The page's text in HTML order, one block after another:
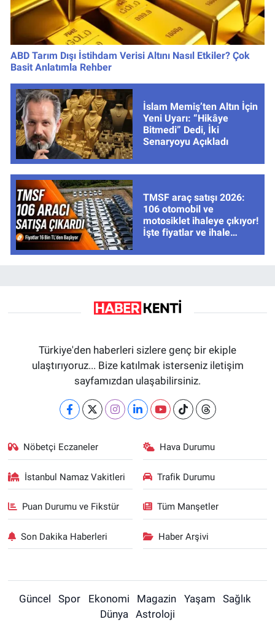
ABD Tarım Dışı İstihdam Verisi Altını Nasıl Etkiler? Çok
Basit Anlatımla Rehber
İslam Memiş’ten Altın İçin
Yeni Uyarı: “Hikâye
Bitmedi” Dedi, İki
Senaryoyu Açıkladı
TMSF araç satışı 2026:
106 otomobil ve
motosiklet ihaleye çıkıyor!
İşte fiyatlar ve ihale
Türkiye'den haberleri sizlere genç bir ekiple
ulaştırıyoruz... Bize katılmak isterseniz iletişim
sayfamızdan ulaşabilirsiniz.
Nöbetçi Eczaneler Hava Durumu
İstanbul Namaz Vakitleri Trafik Durumu
Puan Durumu ve Fikstür Tüm Manşetler
Son Dakika Haberleri Haber Arşivi
Güncel Spor Ekonomi Magazin Yaşam
Sağlık
Dünya
Astroloji